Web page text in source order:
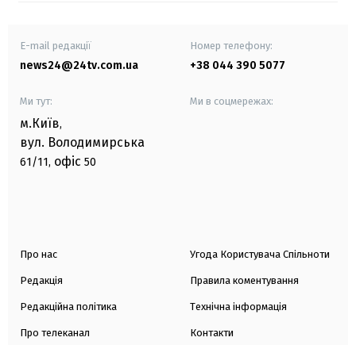
E-mail редакції
news24@24tv.com.ua
Номер телефону:
+38 044 390 5077
Ми тут:
м.Київ,
вул. Володимирська
61/11, офіс 50
Ми в соцмережах:
Про нас
Редакція
Редакційна політика
Про телеканал
Угода Користувача Спільноти
Правила коментування
Технічна інформація
Контакти